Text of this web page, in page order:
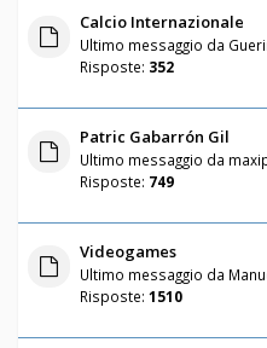
Calcio Internazionale
Ultimo messaggio da
Risposte: 352
Patric Gabarrón Gil
Ultimo messaggio da
Risposte: 749
Videogames
Ultimo messaggio da
Risposte: 1510